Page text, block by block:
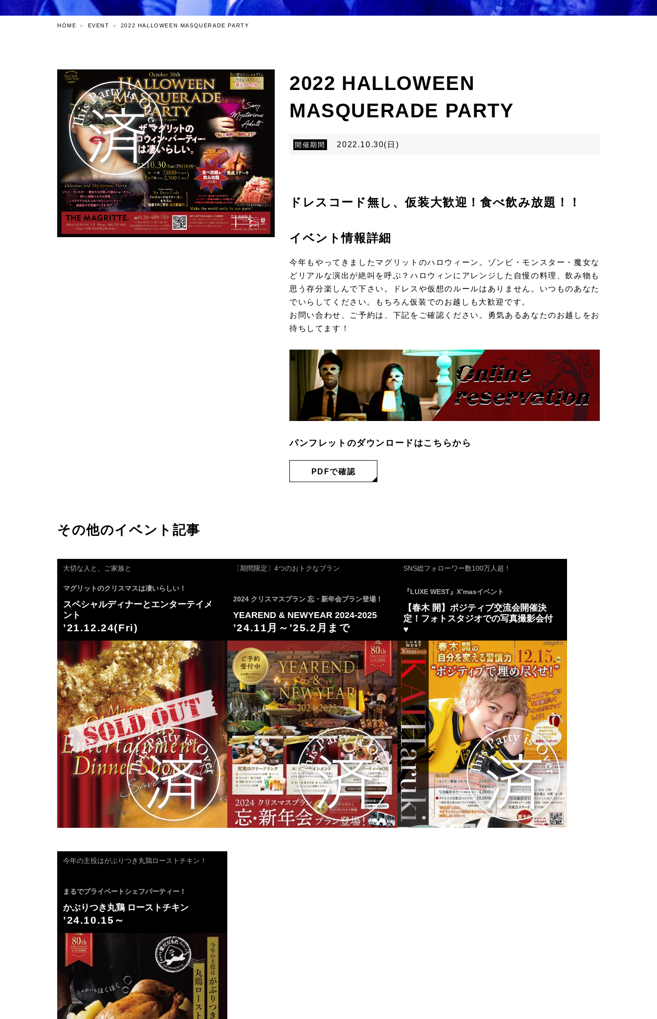
HOME EVENT 2022 HALLOWEEN MASQUERADE PARTY
2022 HALLOWEEN
MASQUERADE PARTY
開催期間 2022.10.30(日)
ドレスコード無し、仮装大歓迎！食べ飲み放題！！
イベント情報詳細
今年もやってきましたマグリットのハロウィーン。ゾンビ・モンスター・魔女な
どリアルな演出が絶叫を呼ぶ？ハロウィンにアレンジした自慢の料理、飲み物も
思う存分楽しんで下さい。ドレスや仮想のルールはありません。いつものあなた
でいらしてください。もちろん仮装でのお越しも大歓迎です。
お問い合わせ、ご予約は、下記をご確認ください。勇気あるあなたのお越しをお
待ちしてます！
パンフレットのダウンロードは こちらから
PDFで確認
その他のイベント記事
大切な人と、ご家族と
マグリットのクリスマスは凄いらしい！
スペシャルディナーとエンターテイメ
ント
’21.12.24(Fri)
〔期間限定〕4つのおトクなプラン
2024 クリスマスプラン 忘・新年会プラン登場！
YEAREND & NEWYEAR 2024-2025
’24.11月～’25.2月まで
SNS総フォローワー数100万人超！
『LUXE WEST』X’masイベント
【春木 開】ポジティブ交流会開催決
定！フォトスタジオでの写真撮影会付
♥
今年の主役はがぶりつき丸鶏ローストチキン！
まるでプライベートシェフパーティー！
かぶりつき丸鶏 ローストチキン
’24.10.15～